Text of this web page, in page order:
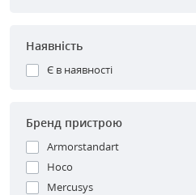
Наявність
Є в наявності
Бренд пристрою
Armorstandart
Hoco
Mercusys